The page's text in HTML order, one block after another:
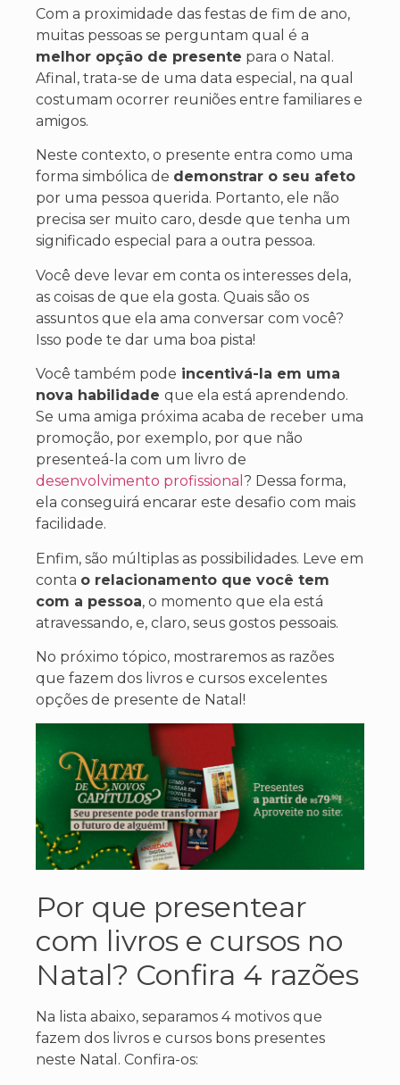
Com a proximidade das festas de fim de ano,
muitas pessoas se perguntam qual é a
melhor opção de presente para o Natal.
Afinal, trata-se de uma data especial, na qual
costumam ocorrer reuniões entre familiares e
amigos.
Neste contexto, o presente entra como uma
forma simbólica de demonstrar o seu afeto
por uma pessoa querida. Portanto, ele não
precisa ser muito caro, desde que tenha um
significado especial para a outra pessoa.
Você deve levar em conta os interesses dela,
as coisas de que ela gosta. Quais são os
assuntos que ela ama conversar com você?
Isso pode te dar uma boa pista!
Você também pode incentivá-la em uma
nova habilidade que ela está aprendendo.
Se uma amiga próxima acaba de receber uma
promoção, por exemplo, por que não
presenteá-la com um livro de
desenvolvimento profissional ? Dessa forma,
ela conseguirá encarar este desafio com mais
facilidade.
Enfim, são múltiplas as possibilidades. Leve em
conta o relacionamento que você tem
com a pessoa, o momento que ela está
atravessando, e, claro, seus gostos pessoais.
No próximo tópico, mostraremos as razões
que fazem dos livros e cursos excelentes
opções de presente de Natal!
Por que presentear
com livros e cursos no
Natal? Confira 4 razões
Na lista abaixo, separamos 4 motivos que
fazem dos livros e cursos bons presentes
neste Natal. Confira-os: